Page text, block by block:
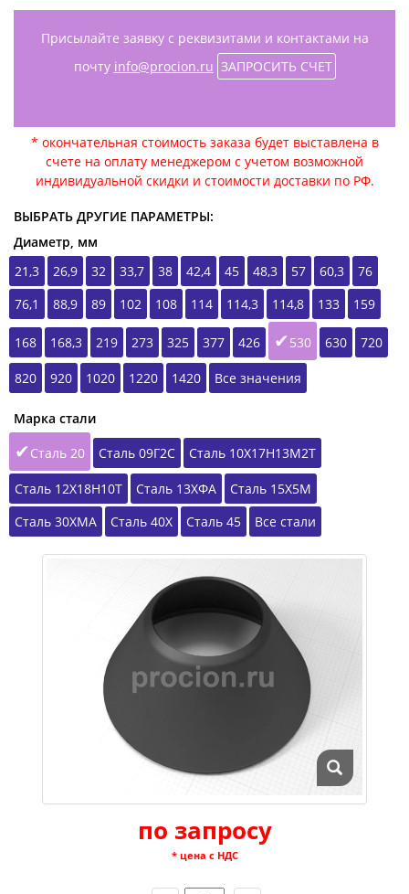
Присылайте заявку с реквизитами и контактами на
почту info@procion.ru ЗАПРОСИТЬ СЧЕТ
* окончательная стоимость заказа будет выставлена в
счете на оплату менеджером с учетом возможной
индивидуальной скидки и стоимости доставки по РФ.
ВЫБРАТЬ ДРУГИЕ ПАРАМЕТРЫ:
Диаметр, мм
21,3
26,9 32 33,7 38 42,4 45 48,3 57 60,3
76
76,1
88,9 89 102 108 114 114,3 114,8 133 159
168 168,3 219 273 325 377 426 530 630 720
820 920 1020 1220 1420 Все значения
Марка стали
Сталь 20
Сталь 09Г2С Сталь 10Х17Н13М2Т
Сталь 12Х18Н10Т Сталь 13ХФА
Сталь 15Х5М
Сталь 30ХМА
Сталь 40Х Сталь 45 Все стали
по запросу
* цена с НДС